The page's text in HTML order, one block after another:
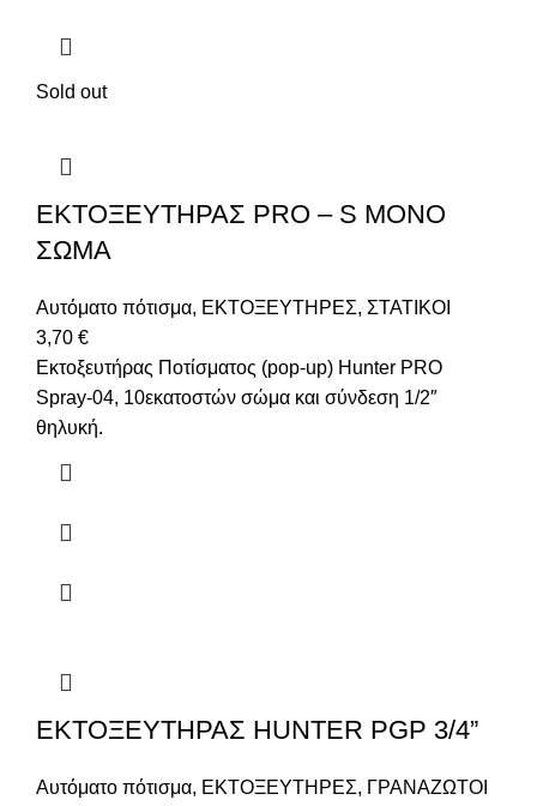
Sold out
ΕΚΤΟΞΕΥΤΗΡΑΣ PRO – S ΜΟΝΟ
ΣΩΜΑ
Αυτόματο πότισμα, ΕΚΤΟΞΕΥΤΗΡΕΣ, ΣΤΑΤΙΚΟΙ
3,70 €
Εκτοξευτήρας Ποτίσματος (pop-up) Hunter PRO
Spray-04, 10εκατοστών σώμα και σύνδεση 1/2″
θηλυκή.
ΕΚΤΟΞΕΥΤΗΡΑΣ HUNTER PGP 3/4”
Αυτόματο πότισμα, ΕΚΤΟΞΕΥΤΗΡΕΣ, ΓΡΑΝΑΖΩΤΟΙ